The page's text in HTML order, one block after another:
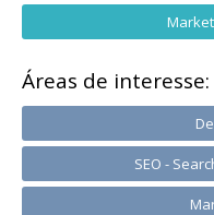
Áreas de interesse:
SEO -